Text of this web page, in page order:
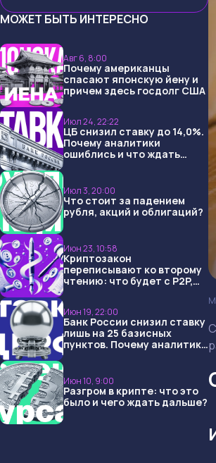
МОЖЕТ БЫТЬ ИНТЕРЕСНО
Авг 6, 8:00
Почему американцы
спасают японскую йену и
причем здесь госдолг США
Июл 24, 22:22
ЦБ снизил ставку до 14,0%.
Почему аналитики
ошиблись и что ждать
Июл 3, 20:00
Что стоит за падением
рубля, акций и облигаций?
Июн 23, 10:58
Криптозакон
переписывают ко второму
чтению: что будет с P2P,
Июн 19, 22:00
Банк России снизил ставку
лишь на 25 базисных
пунктов. Почему аналитики
Июн 10, 9:00
Разгром в крипте: что это
было и чего ждать дальше?